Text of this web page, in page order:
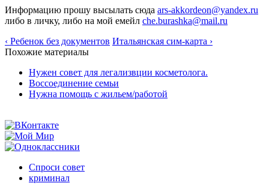
Информацию прошу высылать сюда ars-akkordeon@yandex.ru
либо в личку, либо на мой емейл che.burashka@mail.ru
‹ Ребенок без документов Итальянская сим-карта ›
Похожие материалы
Нужен совет для легализвции косметолога.
Воссоединение семьи
Нужна помощь с жильем/работой
Спроси совет
криминал